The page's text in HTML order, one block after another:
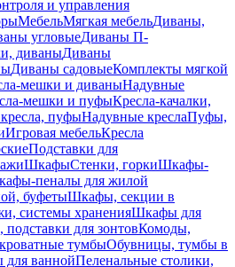
и управления
МебельМягкая мебельДиваны,
угловыеДиваны П-
диваныДиваны
Диваны садовыеКомплекты мягкой
мешки и диваныНадувные
мешки и пуфыКресла-качалки,
пуфыНадувные креслаПуфы,
Игровая мебельКресла
Подставки для
ШкафыСтенки, горкиШкафы-
пеналы для жилой
буфетыШкафы, секции в
системы храненияШкафы для
для зонтовКомоды,
тумбыОбувницы, тумбы в
ваннойПеленальные столики,